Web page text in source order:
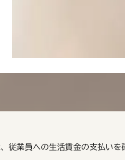
従業員への生活賃金の支払いを